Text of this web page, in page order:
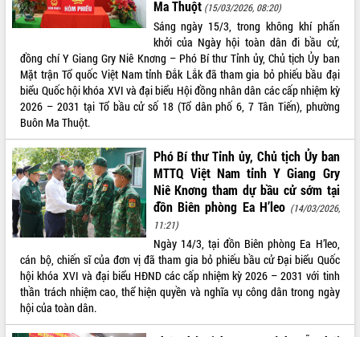
Ma Thuột (15/03/2026, 08:20)
Sáng ngày 15/3, trong không khí phấn
khởi của Ngày hội toàn dân đi bầu cử,
đồng chí Y Giang Gry Niê Knơng – Phó Bí thư Tỉnh ủy, Chủ tịch Ủy ban
Mặt trận Tổ quốc Việt Nam tỉnh Đắk Lắk đã tham gia bỏ phiếu bầu đại
biểu Quốc hội khóa XVI và đại biểu Hội đồng nhân dân các cấp nhiệm kỳ
2026 – 2031 tại Tổ bầu cử số 18 (Tổ dân phố 6, 7 Tân Tiến), phường
Buôn Ma Thuột.
Phó Bí thư Tỉnh ủy, Chủ tịch Ủy ban
MTTQ Việt Nam tỉnh Y Giang Gry
Niê Knơng tham dự bầu cử sớm tại
đồn Biên phòng Ea H’leo (14/03/2026,
11:21)
Ngày 14/3, tại đồn Biên phòng Ea H’leo,
cán bộ, chiến sĩ của đơn vị đã tham gia bỏ phiếu bầu cử Đại biểu Quốc
hội khóa XVI và đại biểu HĐND các cấp nhiệm kỳ 2026 – 2031 với tinh
thần trách nhiệm cao, thể hiện quyền và nghĩa vụ công dân trong ngày
hội của toàn dân.